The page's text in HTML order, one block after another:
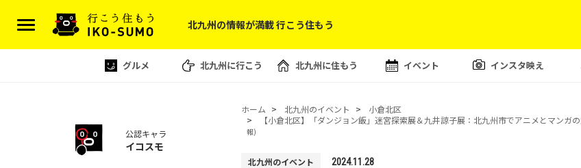
北九州の情報が満載 行こう住もう
グルメ 北九州に行こう 北九州に住もう イベント インスタ映え
ホーム 北九州のイベント
小倉北区
【小倉北区】「ダンジョン飯」迷宮探索展＆九井諒子展：北九州市でアニメとマンガの
報)
北九州のイベント 2024.11.28
公認キャラ
イコスモ